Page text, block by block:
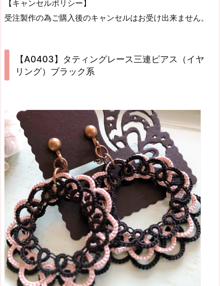
【キャンセルポリシー】
受注製作の為ご購入後のキャンセルはお受け出来ません。
【A0403】タティングレース三連ピアス（イヤ
リング）ブラック系